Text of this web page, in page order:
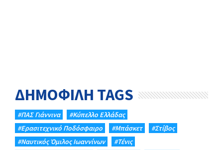
ΔΗΜΟΦΙΛΗ TAGS
#ΠΑΣ Γιάννινα
#Κύπελλο Ελλάδας
#Eρασιτεχνικό Ποδόσφαιρο
#Μπάσκετ
#Στίβος
#Ναυτικός Όμιλος Ιωαννίνων
#Τένις